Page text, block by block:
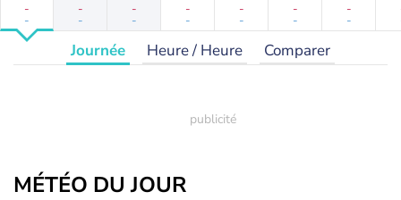
-
-
-
-
-
-
-
-
-
-
-
-
-
-
Journée Heure / Heure Comparer
MÉTÉO DU JOUR